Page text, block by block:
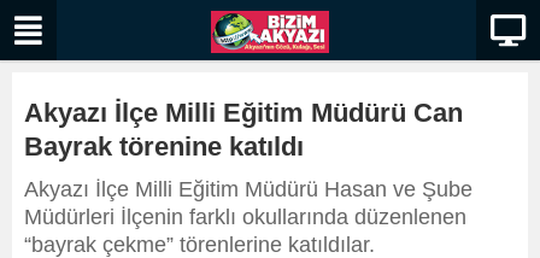
Akyazı İlçe Milli Eğitim Müdürü Can
Bayrak törenine katıldı
​​​​​​​Akyazı İlçe Milli Eğitim Müdürü Hasan ve Şube
Müdürleri İlçenin farklı okullarında düzenlenen
“bayrak çekme” törenlerine katıldılar.